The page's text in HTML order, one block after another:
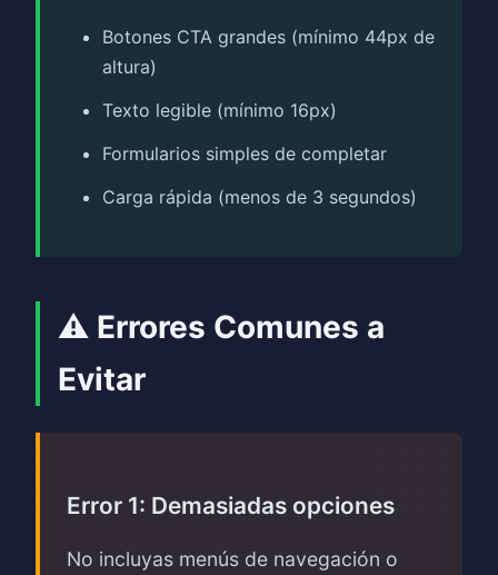
Botones CTA grandes (mínimo 44px de
altura)
Texto legible (mínimo 16px)
Formularios simples de completar
Carga rápida (menos de 3 segundos)
⚠️ Errores Comunes a
Evitar
Error 1: Demasiadas opciones
No incluyas menús de navegación o